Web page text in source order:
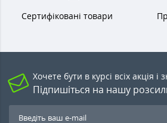
Сертифіковані товари
Хочете бути в курсі всіх акція і
Підпишіться на нашу